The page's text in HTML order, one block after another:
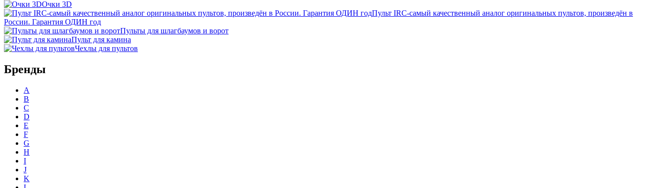
Очки 3D
Пульт IRC-самый качественный аналог оригинальных пультов, произведён в
России. Гарантия ОДИН год
Пульты для шлагбаумов и ворот
Пульт для камина
Чехлы для пультов
Бренды
A
B
C
D
E
F
G
H
I
J
K